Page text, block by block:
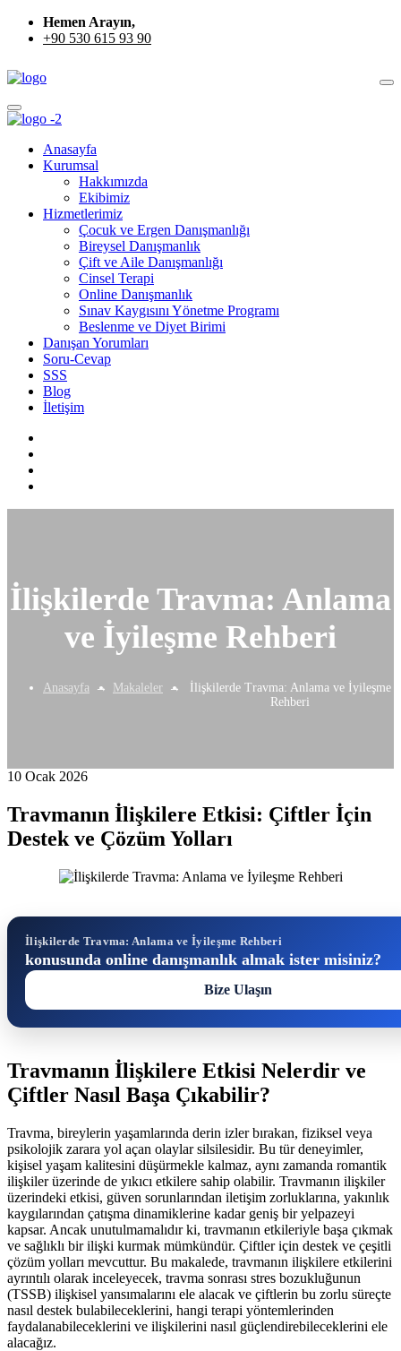
Hemen Arayın,
+90 530 615 93 90
Anasayfa
Kurumsal
Hakkımızda
Ekibimiz
Hizmetlerimiz
Çocuk ve Ergen Danışmanlığı
Bireysel Danışmanlık
Çift ve Aile Danışmanlığı
Cinsel Terapi
Online Danışmanlık
Sınav Kaygısını Yönetme Programı
Beslenme ve Diyet Birimi
Danışan Yorumları
Soru-Cevap
SSS
Blog
İletişim
İlişkilerde Travma: Anlama
ve İyileşme Rehberi
Anasayfa Makaleler
İlişkilerde Travma: Anlama ve İyileşme
Rehberi
10 Ocak 2026
Travmanın İlişkilere Etkisi: Çiftler İçin
Destek ve Çözüm Yolları
İlişkilerde Travma: Anlama ve İyileşme Rehberi
konusunda online danışmanlık almak ister misiniz?
Bize Ulaşın
Travmanın İlişkilere Etkisi Nelerdir ve
Çiftler Nasıl Başa Çıkabilir?
Travma, bireylerin yaşamlarında derin izler bırakan, fiziksel veya
psikolojik zarara yol açan olaylar silsilesidir. Bu tür deneyimler,
kişisel yaşam kalitesini düşürmekle kalmaz, aynı zamanda romantik
ilişkiler üzerinde de yıkıcı etkilere sahip olabilir. Travmanın ilişkiler
üzerindeki etkisi, güven sorunlarından iletişim zorluklarına, yakınlık
kaygılarından çatışma dinamiklerine kadar geniş bir yelpazeyi
kapsar. Ancak unutulmamalıdır ki, travmanın etkileriyle başa çıkmak
ve sağlıklı bir ilişki kurmak mümkündür. Çiftler için destek ve çeşitli
çözüm yolları mevcuttur. Bu makalede, travmanın ilişkilere etkilerini
ayrıntılı olarak inceleyecek, travma sonrası stres bozukluğunun
(TSSB) ilişkisel yansımalarını ele alacak ve çiftlerin bu zorlu süreçte
nasıl destek bulabileceklerini, hangi terapi yöntemlerinden
faydalanabileceklerini ve ilişkilerini nasıl güçlendirebileceklerini ele
alacağız.